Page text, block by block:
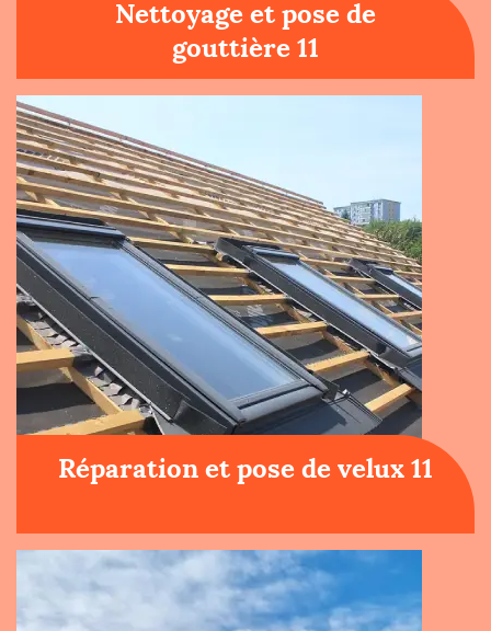
Nettoyage et pose de
gouttière 11
Réparation et pose de velux 11